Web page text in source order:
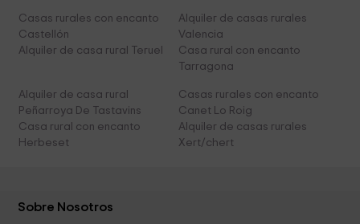
Casas rurales con encanto
Castellón
Alquiler de casas rurales
Valencia
Alquiler de casa rural Teruel
Casa rural con encanto
Tarragona
Alquiler de casa rural
Peñarroya De Tastavins
Casas rurales con encanto
Canet Lo Roig
Casa rural con encanto
Herbeset
Alquiler de casas rurales
Xert/chert
Sobre Nosotros